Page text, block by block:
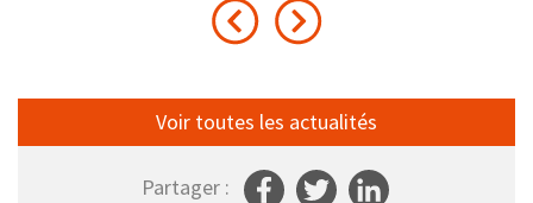
Voir toutes les actualités
Partager :